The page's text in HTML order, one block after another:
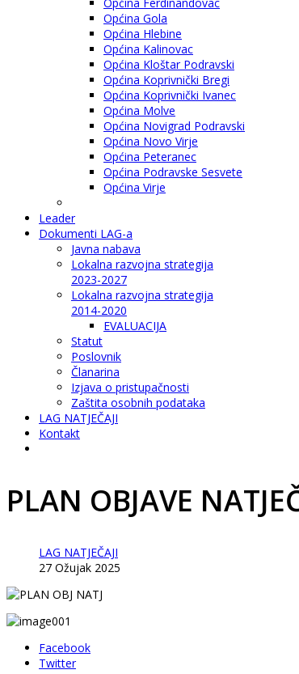
Općina Gola
Općina Hlebine
Općina Kalinovac
Općina Kloštar Podravski
Općina Koprivnički Bregi
Općina Koprivnički Ivanec
Općina Molve
Općina Novigrad Podravski
Općina Novo Virje
Općina Peteranec
Općina Podravske Sesvete
Općina Virje
Leader
Dokumenti LAG-a
Javna nabava
Lokalna razvojna strategija
2023-2027
Lokalna razvojna strategija
2014-2020
EVALUACIJA
Statut
Poslovnik
Članarina
Izjava o pristupačnosti
Zaštita osobnih podataka
LAG NATJEČAJI
Kontakt
PLAN OBJAVE
LAG NATJEČAJI
27 Ožujak 2025
Facebook
Twitter